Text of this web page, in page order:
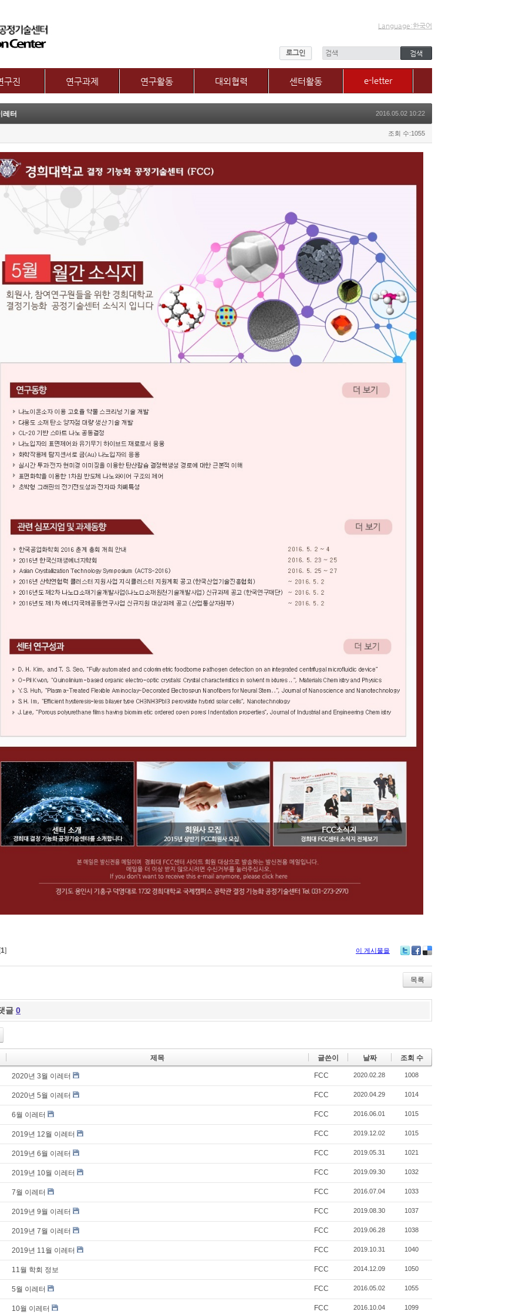
Language:한국어
로그인
구진
연구내용
연구과제 연구활동 대외협력 센터활동 e-letter
레터 2016.05.02 10:22
조회 수:1055
1] 이 게시물을
bo
ok
ou
s
목록
글 0
제목 글쓴이 날짜 조회 수
2020년 3월 이레터 FCC 2020.02.28 1008
2020년 5월 이레터 FCC 2020.04.29 1014
6월 이레터 FCC 2016.06.01 1015
2019년 12월 이레터 FCC 2019.12.02 1015
2019년 6월 이레터 FCC 2019.05.31 1021
2019년 10월 이레터 FCC 2019.09.30 1032
7월 이레터 FCC 2016.07.04 1033
2019년 9월 이레터 FCC 2019.08.30 1037
2019년 7월 이레터 FCC 2019.06.28 1038
2019년 11월 이레터 FCC 2019.10.31 1040
11월 학회 정보 FCC 2014.12.09 1050
5월 이레터 FCC 2016.05.02 1055
10월 이레터 FCC 2016.10.04 1099